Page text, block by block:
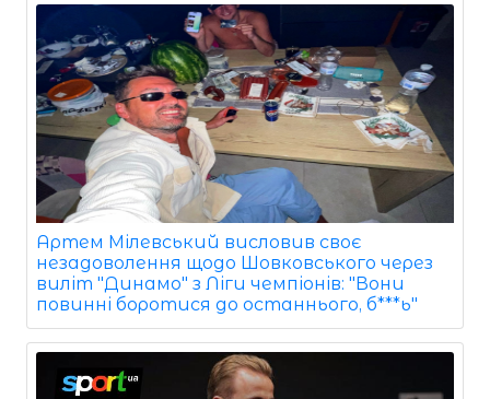
Артем Мілевський висловив своє
незадоволення щодо Шовковського через
виліт "Динамо" з Ліги чемпіонів: "Вони
повинні боротися до останнього, б***ь"